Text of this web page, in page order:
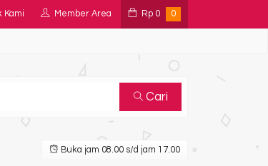
Kami Member Area Rp 0 0
Cari
Buka jam 08.00 s/d jam 17.00